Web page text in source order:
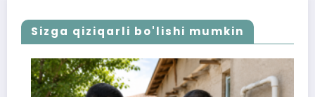
Sizga qiziqarli bo'lishi mumkin